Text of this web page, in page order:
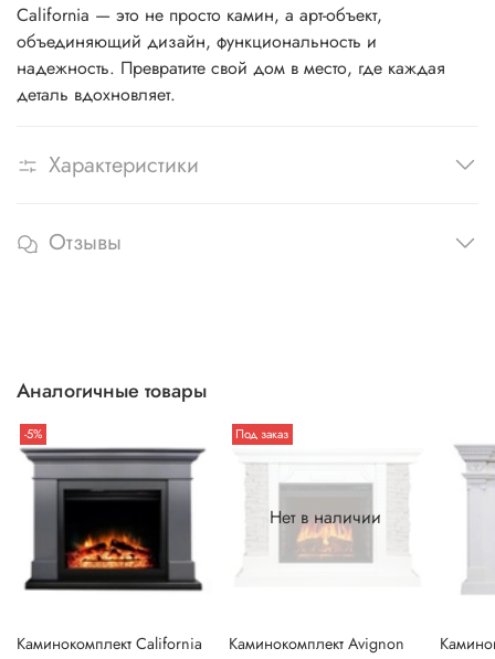
California — это не просто камин, а арт-объект,
объединяющий дизайн, функциональность и
надежность. Превратите свой дом в место, где каждая
деталь вдохновляет.
Характеристики
Отзывы
Аналогичные товары
-5%
Каминокомплект California
Нет в наличии
Под заказ
Каминокомплект Avignon